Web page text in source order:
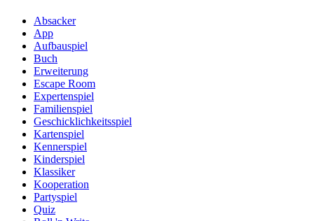
Absacker
App
Aufbauspiel
Buch
Erweiterung
Escape Room
Expertenspiel
Familienspiel
Geschicklichkeitsspiel
Kartenspiel
Kennerspiel
Kinderspiel
Klassiker
Kooperation
Partyspiel
Quiz